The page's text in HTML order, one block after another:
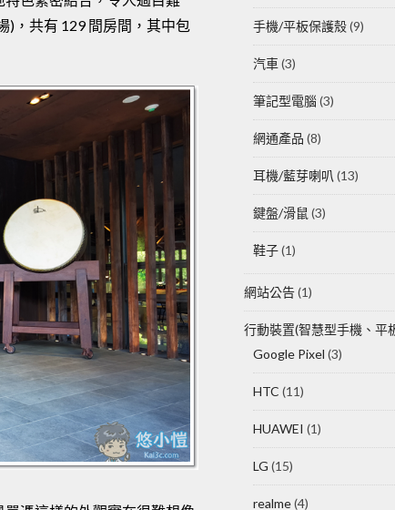
)，共有 129 間房間，其中包
手機/平板保護殼(9)
汽車 (3)
筆記型電腦(3)
網通產品 (8)
耳機/藍芽喇叭 (13)
鍵盤/滑鼠 (3)
鞋子(1)
網站公告(1)
行動裝置(智慧型手機、平
Google Pixel (3)
HTC (11)
HUAWEI (1)
LG (15)
realme(4)